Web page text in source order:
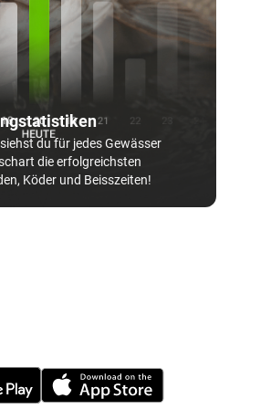
du für jedes Gewässer
die erfolgreichsten
Köder und Beisszeiten!